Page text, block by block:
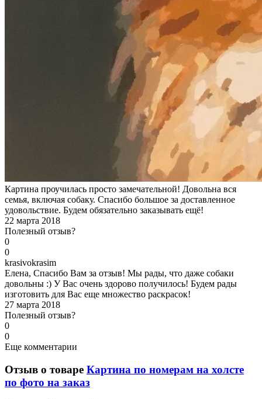
Картина проучилась просто замечательной! Довольна вся
семья, включая собаку. Спасибо большое за доставленное
удовольствие. Будем обязательно заказывать ещё!
22 марта 2018
Полезный отзыв?
0
0
krasivokrasim
Елена, Спасибо Вам за отзыв! Мы рады, что даже собаки
довольны :) У Вас очень здорово получилось! Будем рады
изготовить для Вас еще множество раскрасок!
27 марта 2018
Полезный отзыв?
0
0
Еще комментарии
Отзыв о товаре Картина по номерам на холсте
по фото на заказ